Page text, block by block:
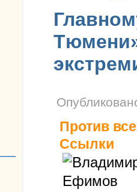
Против
Ссылки